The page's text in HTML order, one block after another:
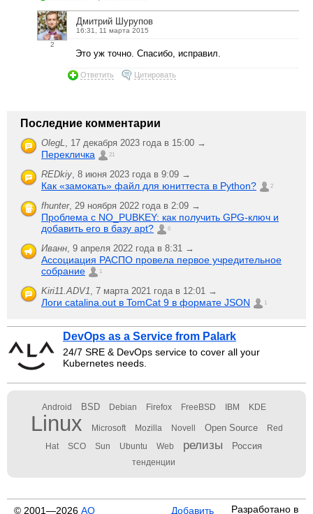
2
Дмитрий Шурупов
16:31, 11 марта 2015
Это уж точно. Спасибо, исправил.
Ответить Цитировать
Последние комментарии
OlegL 17 декабря 2023 года в 15:00 →
Перекличка 21
REDkiy 8 июня 2023 года в 9:09 →
Как «замокать» файл для юниттеста в Python? 2
fhunter, 29 ноября 2022 года в 2:09 →
Проблема с NO_PUBKEY: как получить GPG-ключ и
добавить его в базу apt?
6
Иванн 9 апреля 2022 года в 8:31 →
Ассоциация РАСПО провела первое учредительное
собрание
1
Kiri11.ADV1 7 марта 2021 года в 12:01 →
Логи catalina.out в TomCat 9 в формате JSON 1
DevOps as a Service from Palark
24/7 SRE & DevOps service to cover all your
Kubernetes needs.
Android BSD Debian Firefox FreeBSD IBM KDE
Linux Microsoft Mozilla Novell Open Source Red
Hat SCO Sun Ubuntu Web релизы Россия
тенденции
© 2001—2026 АО Добавить Разработано в